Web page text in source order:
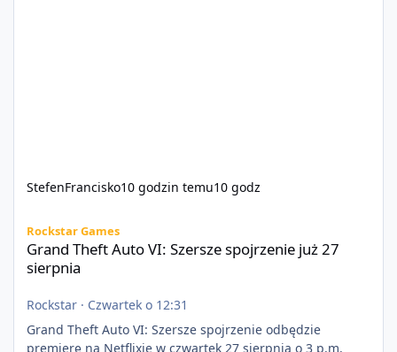
StefenFrancisko10 godzin temu10 godz
Rockstar Games
Grand Theft Auto VI: Szersze spojrzenie już 27
sierpnia
Rockstar · Czwartek o 12:31
Grand Theft Auto VI: Szersze spojrzenie odbędzie
premierę na Netflixie w czwartek 27 sierpnia o 3 p.m.